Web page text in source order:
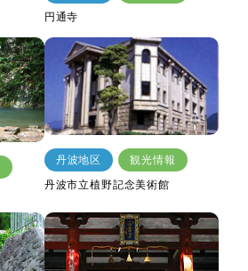
円通寺
丹波地区
観光情報
丹波市立植野記念美術館